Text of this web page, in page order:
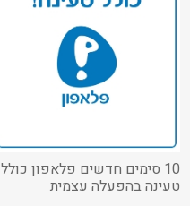
10 סימים חדשים פלאפון כולל
טעינה בהפעלה עצמית